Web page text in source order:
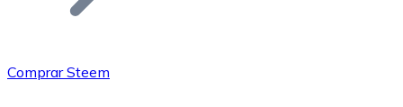
Comprar Steem